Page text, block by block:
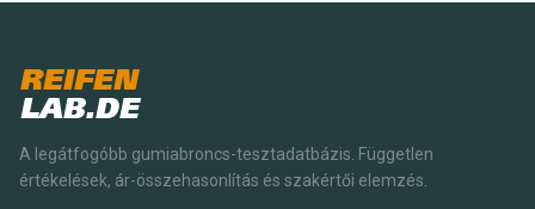
REIFEN
LAB.DE
A legátfogóbb gumiabroncs-tesztadatbázis. Független
értékelések, ár-összehasonlítás és szakértői elemzés.